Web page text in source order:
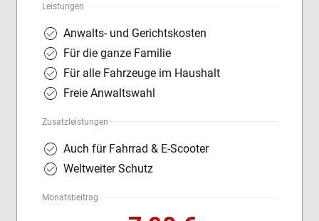
Leistungen
Anwalts- und Gerichtskosten
Für die ganze Familie
Für alle Fahrzeuge im Haushalt
Freie Anwaltswahl
Zusatzleistungen
Auch für Fahrrad & E-Scooter
Weltweiter Schutz
Monatsbeitrag